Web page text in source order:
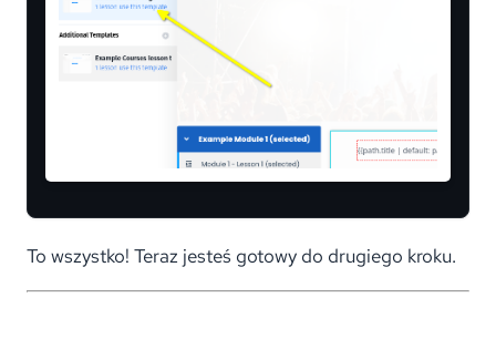
To wszystko! Teraz jesteś gotowy do drugiego kroku.